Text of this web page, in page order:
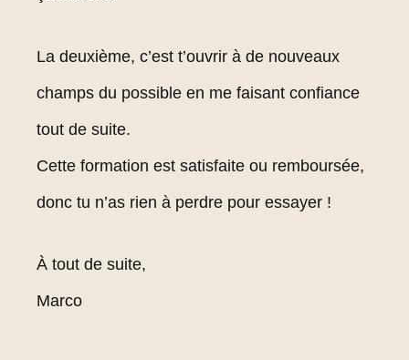
La deuxième, c’est t’ouvrir à de nouveaux
champs du possible en me faisant confiance
tout de suite.
Cette formation est satisfaite ou remboursée,
donc tu n’as rien à perdre pour essayer !
À tout de suite,
Marco